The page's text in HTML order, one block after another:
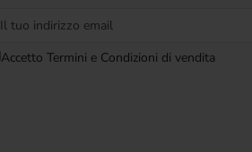
Accetto Termini e Condizioni di vendita